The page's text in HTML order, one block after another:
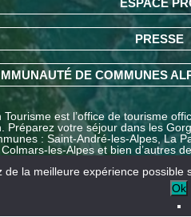
PRESSE
DE COMMUNES
Tourisme est l’office de tourisme
Préparez votre séjour dans les
: Saint-André-les-Alpes, La
les-Alpes et bien d’autres
la meilleure expérience
Ok